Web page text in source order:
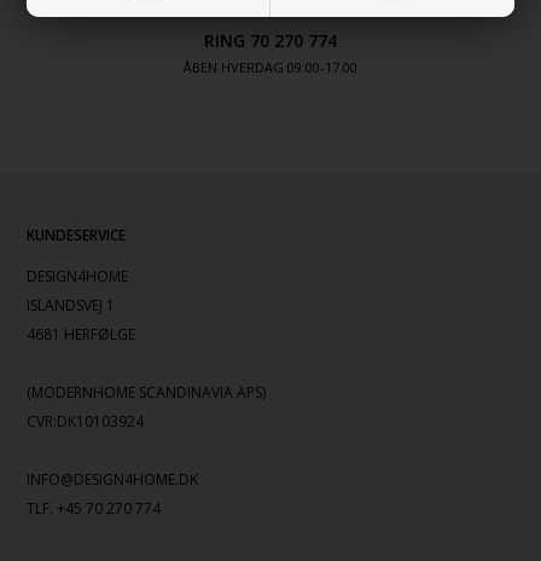
RING 70 270 774
ÅBEN HVERDAG 09:00-17.00
KUNDESERVICE
DESIGN4HOME
ISLANDSVEJ 1
4681 HERFØLGE
(MODERNHOME SCANDINAVIA APS)
CVR:DK10103924
INFO@DESIGN4HOME.DK
TLF. +45 70 270 774